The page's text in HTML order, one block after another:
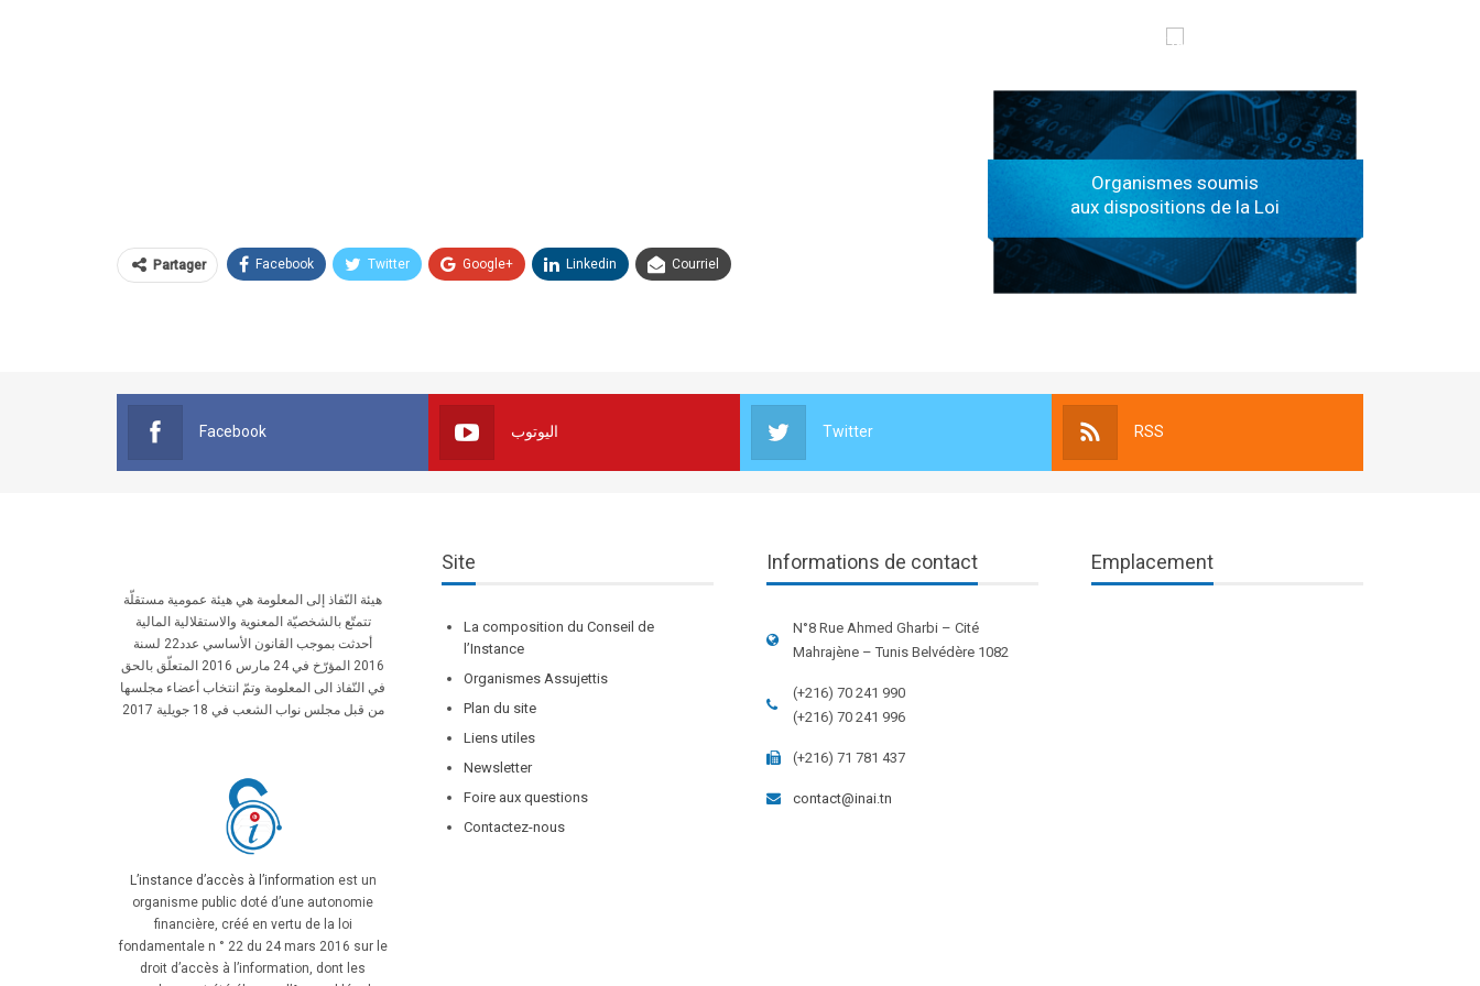
Partager Facebook Twitter Google+ Linkedin Courriel
الهياكل الخاضعة لقانون النفاذ إلى المعلومة
Organismes soumis
aux dispositions de la Loi
Facebook اليوتوب Twitter RSS
هيئة النّفاذ إلى المعلومة هي هيئة عمومية مستقلّة
تتمتّع بالشخصيّة المعنوية والاستقلالية المالية
أحدثت بموجب القانون الأساسي عدد22 لسنة
2016 المؤرّخ في 24 مارس 2016 المتعلّق بالحق
في النّفاذ الى المعلومة وتمّ انتخاب أعضاء مجلسها
من قبل مجلس نواب الشعب في 18 جويلية 2017
L’instance d’accès à l’information est un
organisme public doté d’une autonomie
financière, créé en vertu de la loi
fondamentale n ° 22 du 24 mars 2016 sur le
droit d’accès à l’information, dont les
Site
La composition du Conseil de
l’Instance
Organismes Assujettis
Plan du site
Liens utiles
Newsletter
Foire aux questions
Contactez-nous
Informations de contact
N°8 Rue Ahmed Gharbi – Cité
Mahrajène – Tunis Belvédère 1082
(+216) 70 241 990
(+216) 70 241 996
(+216) 71 781 437
contact@inai.tn
Emplacement